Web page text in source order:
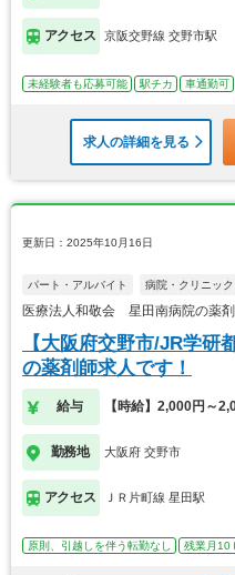
アクセス 京阪交野線 交野市駅
未経験者も応募可能 駅チカ 車通勤可
求人の詳細を見る
更新日：2025年10月16日
パート・アルバイト 病院・クリニック
医療法人和敬会 星田南病院の薬剤
【大阪府交野市/JR学研
の薬剤師求人です！
給与 【時給】2,000円～
勤務地 大阪府 交野市
アクセス ＪＲ片町線 星田駅
原則、引越しを伴う転勤なし 残業月10